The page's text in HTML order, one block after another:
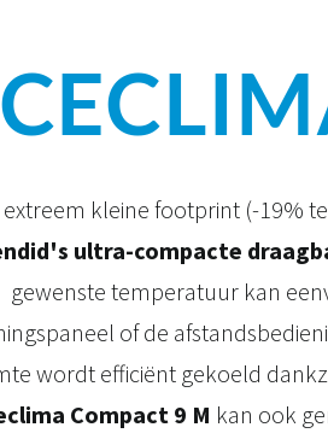
extreem kleine footprint (-19%
ultra-compacte
gewenste temperatuur kan
of de
wordt efficiënt gekoeld
Compact 9 M kan ook